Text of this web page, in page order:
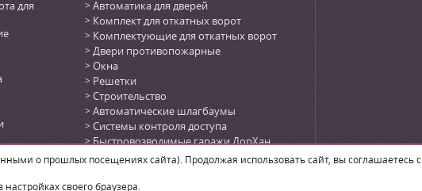
о прошлых посещениях сайта). Продолжая использовать сайт, вы соглашаетесь с
своего браузера.
для
Автоматика для дверей
Комплект для откатных ворот
Комплектующие для откатных ворот
Двери противопожарные
Окна
Решетки
Строительство
Автоматические шлагбаумы
Системы контроля доступа
Быстровозводимые гаражи ДорХан